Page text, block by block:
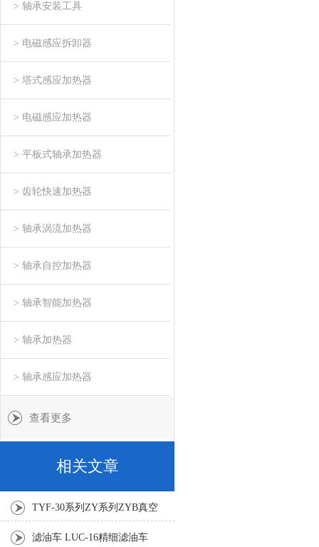
> 轴承安装工具
> 电磁感应拆卸器
> 塔式感应加热器
> 电磁感应加热器
> 平板式轴承加热器
> 齿轮快速加热器
> 轴承涡流加热器
> 轴承自控加热器
> 轴承智能加热器
> 轴承加热器
> 轴承感应加热器
查看更多
相关文章
TYF-30系列ZY系列ZYB真空
滤油机
滤油车 LUC-16精细滤油车